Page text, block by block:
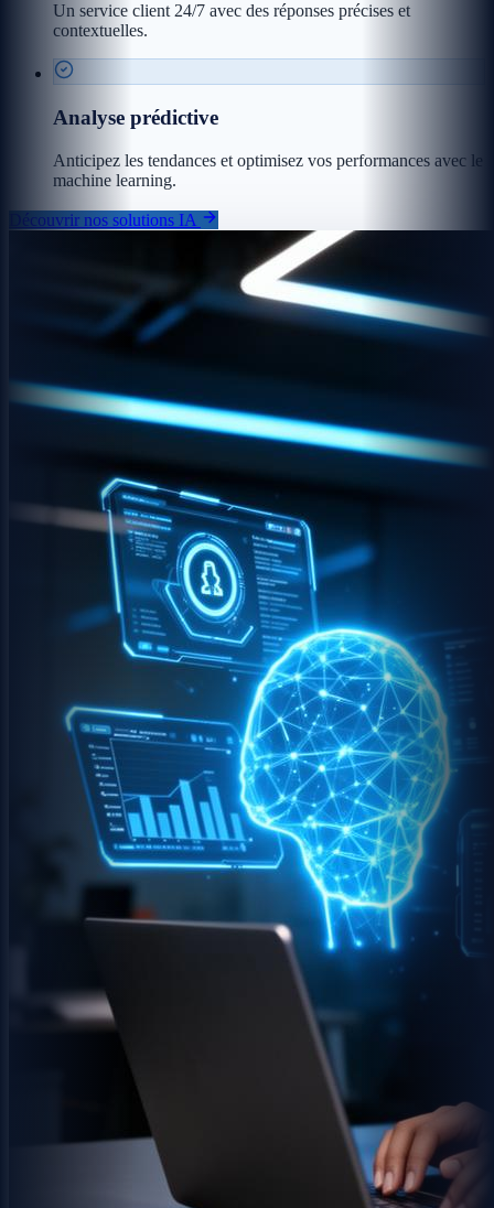
Un service client 24/7 avec des réponses précises et
contextuelles.
Analyse prédictive
Anticipez les tendances et optimisez vos performances avec le
machine learning.
Découvrir nos solutions IA